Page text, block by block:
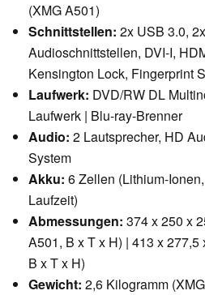
(XMG A501)
Schnittstellen: 2x USB 3.0,
Audioschnittstellen, DVI-I,
Kensington Lock, Fingerprint
Laufwerk: DVD/RW DL
Laufwerk | Blu-ray-Brenner
Audio: 2 Lautsprecher, HD
System
Akku: 6 Zellen (Lithium-
Laufzeit)
Abmessungen: 374 x 250 x
A501, B x T x H) | 413 x 277,5
B x T x H)
Gewicht: 2,6 Kilogramm